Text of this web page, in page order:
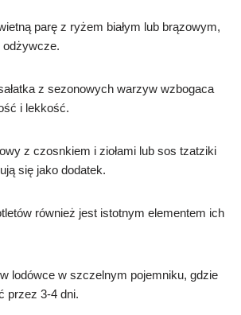
parę z ryżem białym lub brązowym,
odżywcze.
z sezonowych warzyw wzbogaca
i lekkość.
z czosnkiem i ziołami lub sos tzatziki
się jako dodatek.
również jest istotnym elementem ich
lodówce w szczelnym pojemniku, gdzie
przez 3-4 dni.